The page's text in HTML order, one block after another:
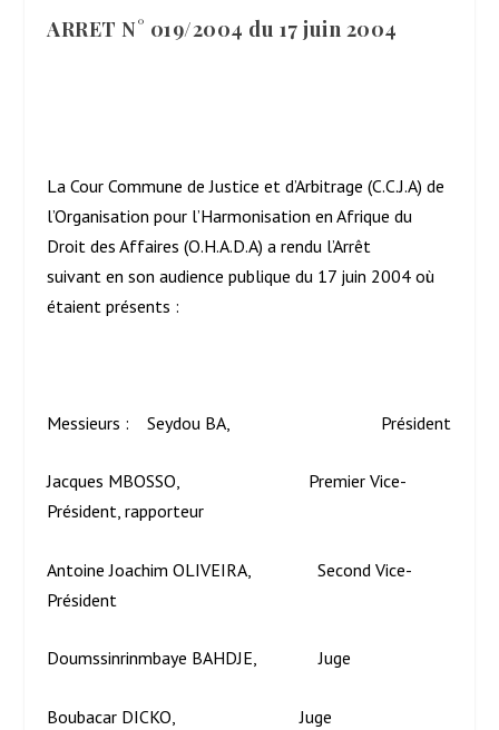
ARRET N° 019/2004 du 17 juin 2004
La Cour Commune de Justice et d’Arbitrage (C.C.J.A) de
l’Organisation pour l’Harmonisation en Afrique du
Droit des Affaires (O.H.A.D.A) a rendu l’Arrêt
suivant en son audience publique du 17 juin 2004 où
étaient présents :
Messieurs : Seydou BA, Président
Jacques MBOSSO, Premier Vice-
Président, rapporteur
Antoine Joachim OLIVEIRA, Second Vice-
Président
Doumssinrinmbaye BAHDJE, Juge
Boubacar DICKO, Juge